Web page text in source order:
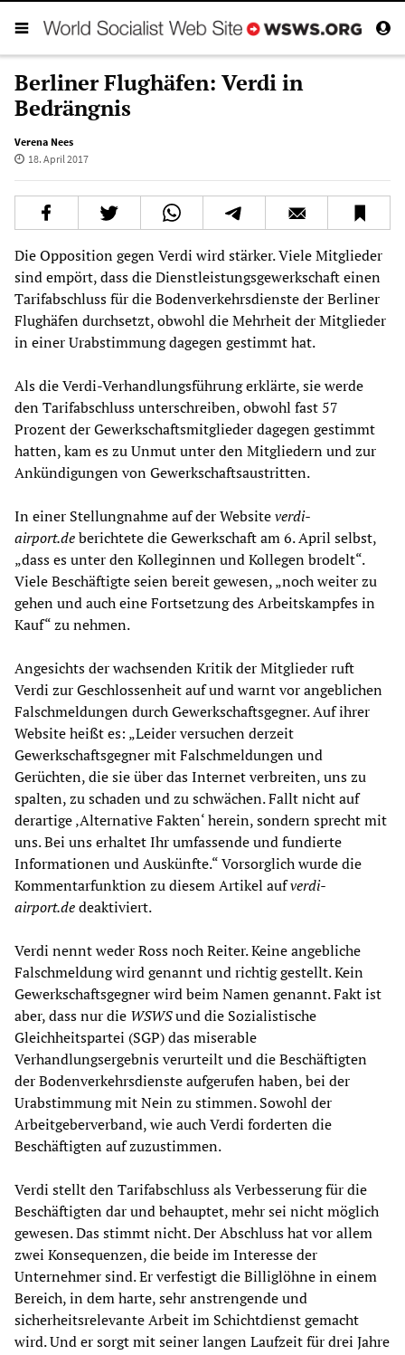
Berliner Flughäfen: Verdi in
Bedrängnis
Verena Nees
18. April 2017
Die Opposition gegen Verdi wird stärker. Viele Mitglieder
sind empört, dass die Dienstleistungsgewerkschaft einen
Tarifabschluss für die Bodenverkehrsdienste der Berliner
Flughäfen durchsetzt, obwohl die Mehrheit der Mitglieder
in einer Urabstimmung dagegen gestimmt hat.
Als die Verdi-Verhandlungsführung erklärte, sie werde
den Tarifabschluss unterschreiben, obwohl fast 57
Prozent der Gewerkschaftsmitglieder dagegen gestimmt
hatten, kam es zu Unmut unter den Mitgliedern und zur
Ankündigungen von Gewerkschaftsaustritten.
In einer Stellungnahme auf der Websiteverdi-
airport.deberichtete die Gewerkschaft am 6. April selbst,
„dass es unter den Kolleginnen und Kollegen brodelt“.
Viele Beschäftigte seien bereit gewesen, „noch weiter zu
gehen und auch eine Fortsetzung des Arbeitskampfes in
Kauf“ zu nehmen.
Angesichts der wachsenden Kritik der Mitglieder ruft
Verdi zur Geschlossenheit auf und warnt vor angeblichen
Falschmeldungen durch Gewerkschaftsgegner. Auf ihrer
Website heißt es: „Leider versuchen derzeit
Gewerkschaftsgegner mit Falschmeldungen und
Gerüchten, die sie über das Internet verbreiten, uns zu
spalten, zu schaden und zu schwächen. Fallt nicht auf
derartige ‚Alternative Fakten‘ herein, sondern sprecht mit
uns. Bei uns erhaltet Ihr umfassende und fundierte
Informationen und Auskünfte.“ Vorsorglich wurde die
Kommentarfunktion zu diesem Artikel aufverdi-
airport.dedeaktiviert.
Verdi nennt weder Ross noch Reiter. Keine angebliche
Falschmeldung wird genannt und richtig gestellt. Kein
Gewerkschaftsgegner wird beim Namen genannt. Fakt ist
aber, dass nur die WSWSund die Sozialistische
Gleichheitspartei (SGP) das miserable
Verhandlungsergebnis verurteilt und die Beschäftigten
der Bodenverkehrsdienste aufgerufen haben, bei der
Urabstimmung mit Nein zu stimmen. Sowohl der
Arbeitgeberverband, wie auch Verdi forderten die
Beschäftigten auf zuzustimmen.
Verdi stellt den Tarifabschluss als Verbesserung für die
Beschäftigten dar und behauptet, mehr sei nicht möglich
gewesen. Das stimmt nicht. Der Abschluss hat vor allem
zwei Konsequenzen, die beide im Interesse der
Unternehmer sind. Er verfestigt die Billiglöhne in einem
Bereich, in dem harte, sehr anstrengende und
sicherheitsrelevante Arbeit im Schichtdienst gemacht
wird. Und er sorgt mit seiner langen Laufzeit für drei Jahre